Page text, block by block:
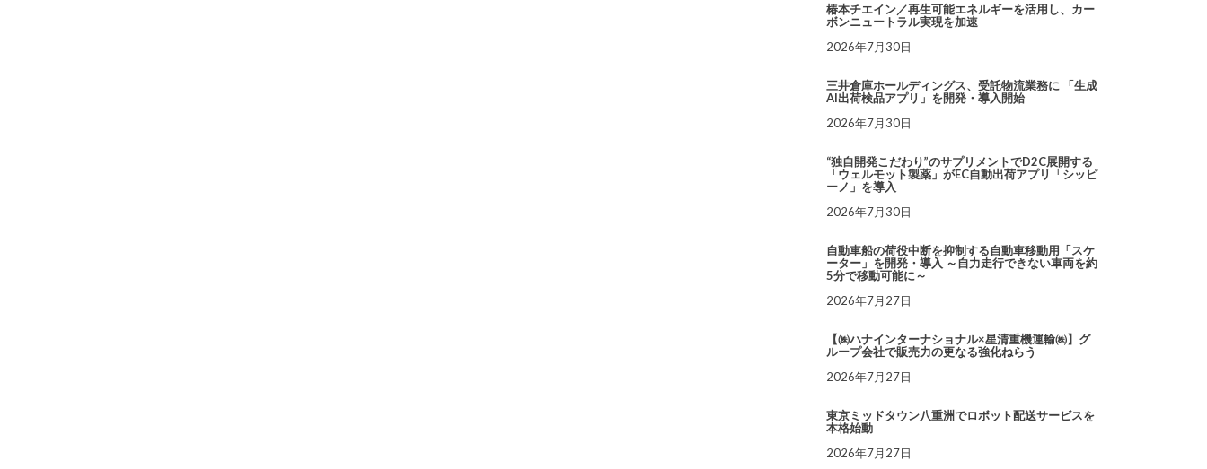
椿本チエイン／再生可能エネルギーを活用し、カー
ボンニュートラル実現を加速
2026年7月30日
三井倉庫ホールディングス、受託物流業務に 「生成
AI出荷検品アプリ」を開発・導入開始
2026年7月30日
“独自開発こだわり”のサプリメントでD2C展開する
「ウェルモット製薬」がEC自動出荷アプリ「シッピ
ーノ」を導入
2026年7月30日
自動車船の荷役中断を抑制する自動車移動用「スケ
ーター」を開発・導入 ～自力走行できない車両を約
5分で移動可能に～
2026年7月27日
【㈱ハナインターナショナル×星清重機運輸㈱】グ
ループ会社で販売力の更なる強化ねらう
2026年7月27日
東京ミッドタウン八重洲でロボット配送サービスを
本格始動
2026年7月27日